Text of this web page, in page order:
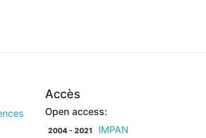
Accès
Open access:
2004 - 2021 IMPAN